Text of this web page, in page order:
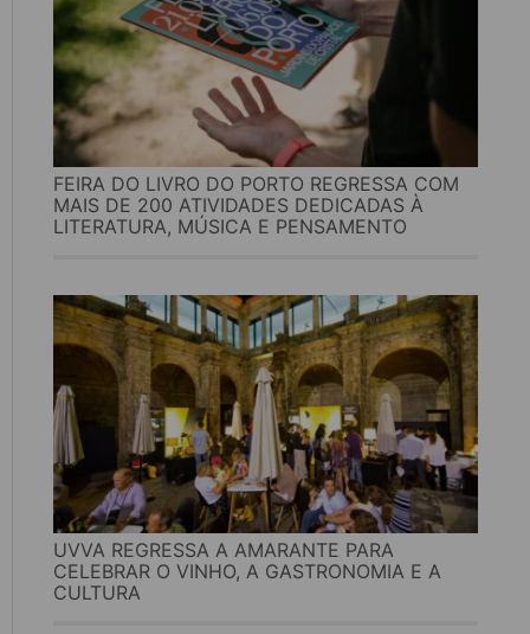
FEIRA DO LIVRO DO PORTO REGRESSA COM
MAIS DE 200 ATIVIDADES DEDICADAS À
LITERATURA, MÚSICA E PENSAMENTO
UVVA REGRESSA A AMARANTE PARA
CELEBRAR O VINHO, A GASTRONOMIA E A
CULTURA